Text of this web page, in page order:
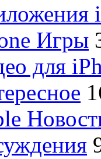
Игры
для